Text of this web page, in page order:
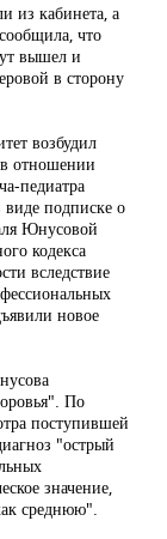
из кабинета, а
что
вышел и
в сторону
возбудил
в отношении
педиатра
подписке о
Юнусовой
кодекса
вследствие
новое
По
поступившей
"острый
значение,
среднюю".